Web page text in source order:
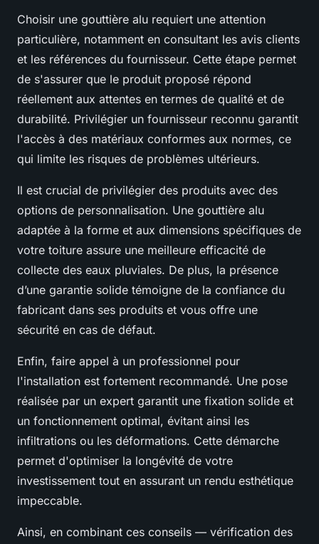
Choisir une gouttière alu requiert une attention
particulière, notamment en consultant les avis clients
et les références du fournisseur. Cette étape permet
de s'assurer que le produit proposé répond
réellement aux attentes en termes de qualité et de
durabilité. Privilégier un fournisseur reconnu garantit
l'accès à des matériaux conformes aux normes, ce
qui limite les risques de problèmes ultérieurs.
Il est crucial de privilégier des produits avec des
options de personnalisation. Une gouttière alu
adaptée à la forme et aux dimensions spécifiques de
votre toiture assure une meilleure efficacité de
collecte des eaux pluviales. De plus, la présence
d’une garantie solide témoigne de la confiance du
fabricant dans ses produits et vous offre une
sécurité en cas de défaut.
Enfin, faire appel à un professionnel pour
l'installation est fortement recommandé. Une pose
réalisée par un expert garantit une fixation solide et
un fonctionnement optimal, évitant ainsi les
infiltrations ou les déformations. Cette démarche
permet d'optimiser la longévité de votre
investissement tout en assurant un rendu esthétique
impeccable.
Ainsi, en combinant ces conseils — vérification des